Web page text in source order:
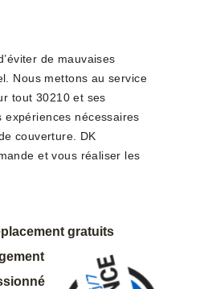
de mauvaises
Nous mettons au service
tout 30210 et ses
nécessaires
couverture. DK
et vous réaliser les
gratuits